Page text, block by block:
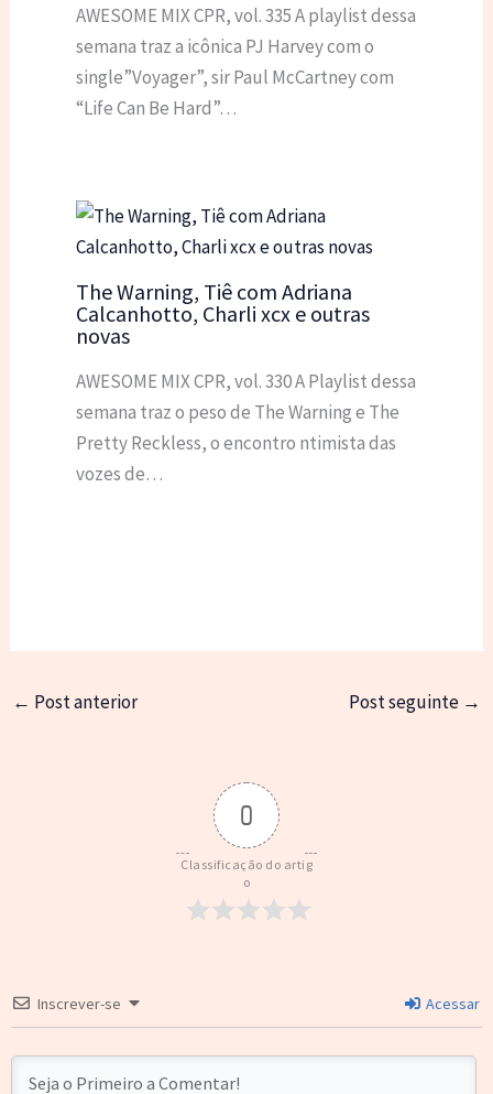
AWESOME MIX CPR, vol. 335 A playlist dessa
semana traz a icônica PJ Harvey com o
single”Voyager”, sir Paul McCartney com
“Life Can Be Hard”…
The Warning, Tiê com Adriana
Calcanhotto, Charli xcx e outras
novas
AWESOME MIX CPR, vol. 330 A Playlist dessa
semana traz o peso de The Warning e The
Pretty Reckless, o encontro ntimista das
vozes de…
← Post anterior Post seguinte →
0
Classificação do artig
o
Inscrever-se Acessar